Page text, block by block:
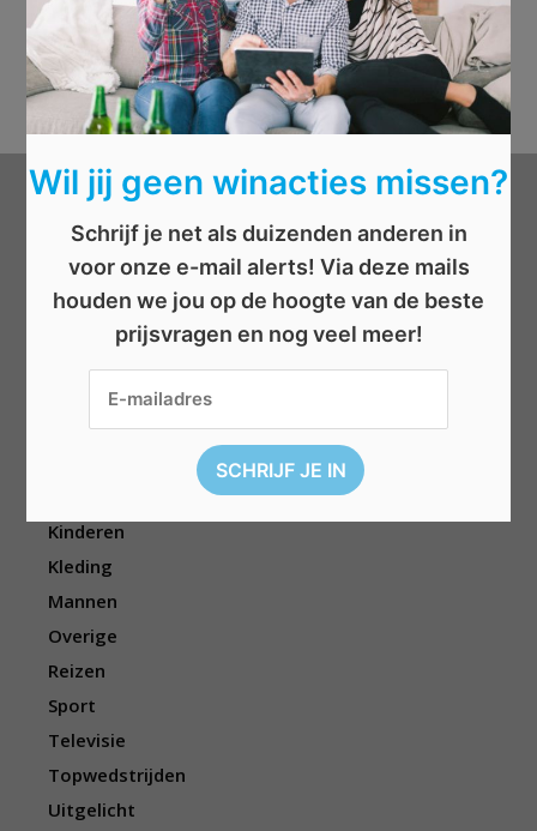
Categorieën
Beauty
Elektronica
Kinderen
Kleding
Mannen
Overige
Reizen
Sport
Televisie
Topwedstrijden
Uitgelicht
Wil jij geen winacties missen?
Schrijf je net als duizenden anderen in
voor onze e-mail alerts! Via deze mails
houden we jou op de hoogte van de beste
prijsvragen en nog veel meer!